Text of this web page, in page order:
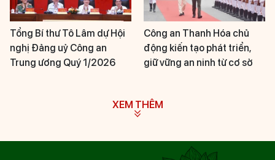
Tổng Bí thư Tô Lâm dự Hội
nghị Đảng uỷ Công an
Trung ương Quý 1/2026
Công an Thanh Hóa chủ
động kiến tạo phát triển,
giữ vững an ninh từ cơ sở
XEM THÊM